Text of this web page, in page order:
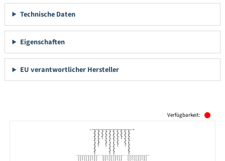
Technische Daten
Eigenschaften
EU verantwortlicher Hersteller
Verfügbarkeit: